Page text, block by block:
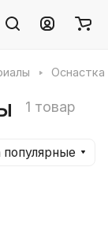
1 товар
популярные